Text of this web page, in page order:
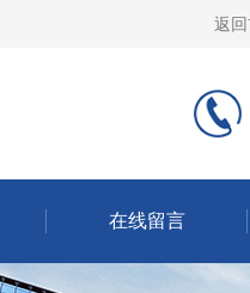
返
在线留言